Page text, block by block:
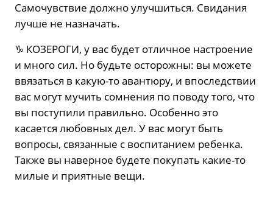
Самочувствие должно улучшиться. Свидания
лучше не назначать.
♑️ КОЗЕРОГИ, у вас будет отличное настроение
и много сил. Но будьте осторожны: вы можете
ввязаться в какую-то авантюру, и впоследствии
вас могут мучить сомнения по поводу того, что
вы поступили правильно. Особенно это
касается любовных дел. У вас могут быть
вопросы, связанные с воспитанием ребенка.
Также вы наверное будете покупать какие-то
милые и приятные вещи.